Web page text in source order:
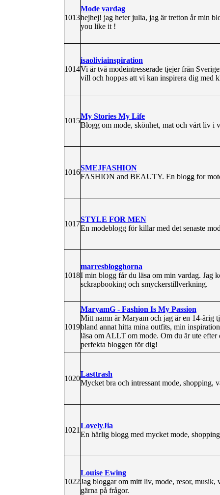
1013
Mode vardag
hejhej! jag heter julia, jag är tretton år min
you like it !
1014
isaoliviainspiration
Vi är två modeintresserade tjejer från
vill och hoppas att vi kan inspirera dig med
1015
My Stories My Life
Blogg om mode, skönhet, mat och vårt liv i
1016
SMEJFASHION
FASHION and BEAUTY. En blogg for
1017
STYLE FOR MEN
En modeblogg för killar med det senaste
1018
marresblogghorna
I min blogg får du läsa om min vardag. Jag
sckrapbooking och smyckerstillverkning.
1019
MaryamG - Fashion Is My Passion
Mitt namn är Maryam och jag är en 14-årig
bland annat hitta mina outfits, min
läsa om ALLT om mode. Om du är ute
perfekta bloggen för dig!
1020
Lasttrash
Mycket bra och intressant mode, shopping,
1021
LovelyJia
En härlig blogg med mycket mode,
1022
Louise Ewing
Jag bloggar om mitt liv, mode, resor, musik,
gärna på frågor.